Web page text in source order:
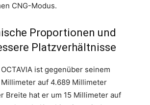
CNG-Modus.
Proportionen und
Platzverhältnisse
ist gegenüber seinem
auf 4.689 Millimeter
Breite hat er um 15 Millimeter auf